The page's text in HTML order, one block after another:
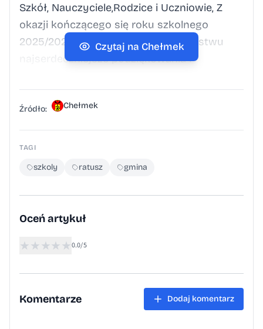
Szkół, Nauczyciele,Rodzice i Uczniowie, Z
okazji kończącego się roku szkolnego
2025/2026 składam wszystkim Państwu
najserdeczniejsze podziękowania i
Czytaj na Chełmek
Źródło: Chełmek
TAGI
szkoly ratusz gmina
Oceń artykuł
★ ★ ★★ ★0.0/5
Komentarze Dodaj komentarz